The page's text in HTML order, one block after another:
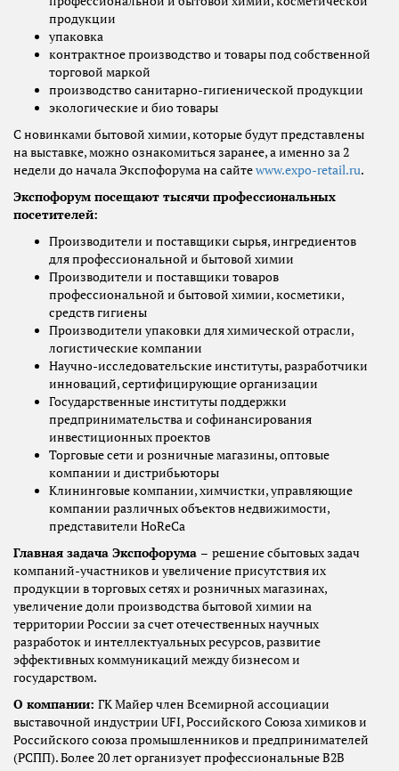
продукции
упаковка
контрактное производство и товары под собственной
торговой маркой
производство санитарно-гигиенической продукции
экологические и био товары
С новинками бытовой химии, которые будут представлены
на выставке, можно ознакомиться заранее, а именно за 2
недели до начала Экспофорума на сайтеwww.expo-retail.ru.
Экспофорум посещают тысячи профессиональных
посетителей:
Производители и поставщики сырья, ингредиентов
для профессиональной и бытовой химии
Производители и поставщики товаров
профессиональной и бытовой химии, косметики,
средств гигиены
Производители упаковки для химической отрасли,
логистические компании
Научно-исследовательские институты, разработчики
инноваций, сертифицирующие организации
Государственные институты поддержки
предпринимательства и софинансирования
инвестиционных проектов
Торговые сети и розничные магазины, оптовые
компании и дистрибьюторы
Клининговые компании, химчистки, управляющие
компании различных объектов недвижимости,
представители HoReCa
Главная задача Экспофорума – решение сбытовых задач
компаний-участников и увеличение присутствия их
продукции в торговых сетях и розничных магазинах,
увеличение доли производства бытовой химии на
территории России за счет отечественных научных
разработок и интеллектуальных ресурсов, развитие
эффективных коммуникаций между бизнесом и
государством.
О компании: ГК Майер член Всемирной ассоциации
выставочной индустрии UFI, Российского Союза химиков и
Российского союза промышленников и предпринимателей
(РСПП). Более 20 лет организует профессиональные В2В